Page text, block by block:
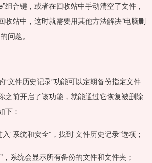
组合键，或者在回收站中手动清空了文件，
收站中，这时就需要用其他方法解决“电脑删
问题。
“文件历史记录”功能可以定期备份指定文件
之前开启了该功能，就能通过它恢复被删除
下：
“系统和安全”，找到“文件历史记录”选项；
，系统会显示所有备份的文件和文件夹；